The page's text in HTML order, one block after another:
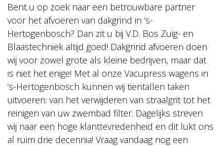
Bent u op zoek naar een betrouwbare partner
voor het afvoeren van dakgrind in ‘s-
Hertogenbosch? Dan zit u bij V.D. Bos Zuig- en
Blaastechniek altijd goed! Dakgrind afvoeren doen
wij voor zowel grote als kleine bedrijven, maar dat
is niet het enige! Met al onze Vacupress wagens in
‘s-Hertogenbosch kunnen wij tientallen taken
uitvoeren: van het verwijderen van straalgrit tot het
reinigen van uw zwembad filter. Dagelijks streven
wij naar een hoge klanttevredenheid en dit lukt ons
al ruim drie decennia! Vraag vandaag nog een